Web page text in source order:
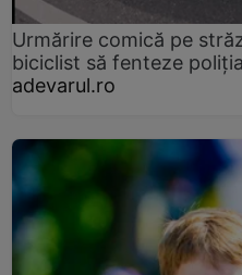
Urmărire comică pe
biciclist să fenteze
adevarul.ro